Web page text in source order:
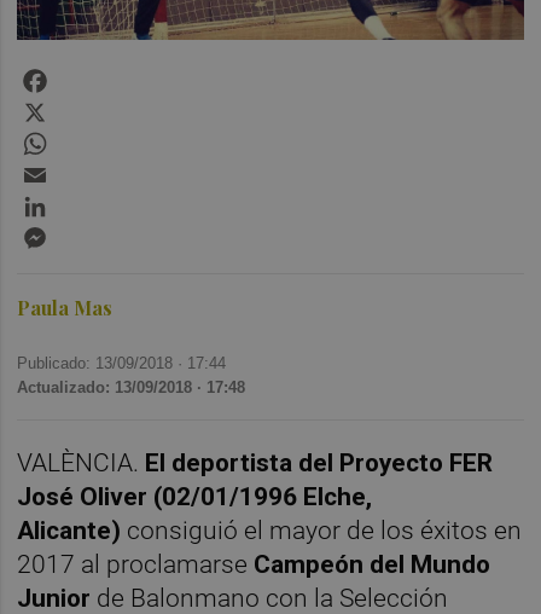
Paula Mas
Publicado: 13/09/2018 · 17:44
Actualizado: 13/09/2018 · 17:48
VALÈNCIA. El deportista del Proyecto FER
José Oliver (02/01/1996 Elche,
Alicante) consiguió el mayor de los éxitos en
2017 al proclamarse Campeón del Mundo
Junior de Balonmano con la Selección